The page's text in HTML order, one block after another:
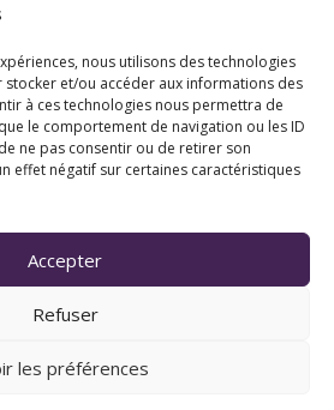
nous utilisons des technologies
et/ou accéder aux informations des
à ces technologies nous permettra de
le comportement de navigation ou les ID
ne pas consentir ou de retirer son
effet négatif sur certaines caractéristiques
Accepter
Refuser
les préférences
: 9h-12h / 13h-18h
samedi : 9h-12h